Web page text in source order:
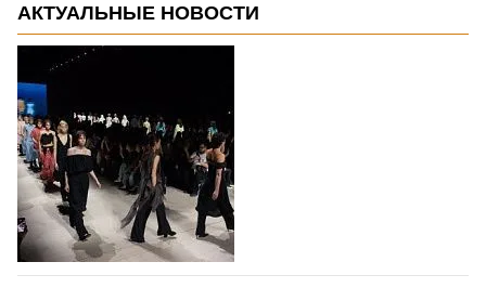
АКТУАЛЬНЫЕ НОВОСТИ